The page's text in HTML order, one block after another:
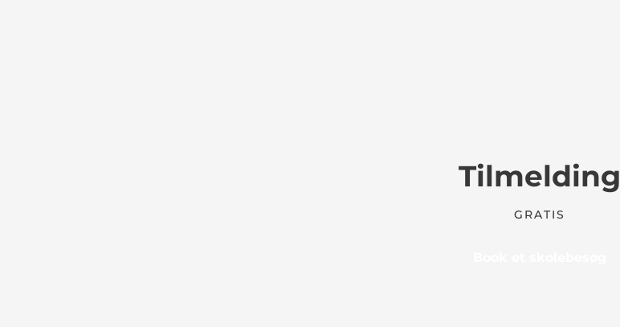
Tilmelding
GRATIS